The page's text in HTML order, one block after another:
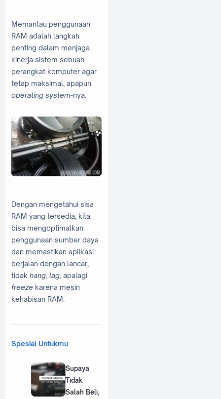
Memantau penggunaan
RAM adalah langkah
penting dalam menjaga
kinerja sistem sebuah
perangkat komputer agar
tetap maksimal, apapun
operating system-nya.
Dengan mengetahui sisa
RAM yang tersedia, kita
bisa mengoptimalkan
penggunaan sumber daya
dan memastikan aplikasi
berjalan dengan lancar,
tidak hang lag , apalagi
freeze karena mesin
kehabisan RAM.
Spesial Untukmu
Supaya
Tidak
Salah Beli,